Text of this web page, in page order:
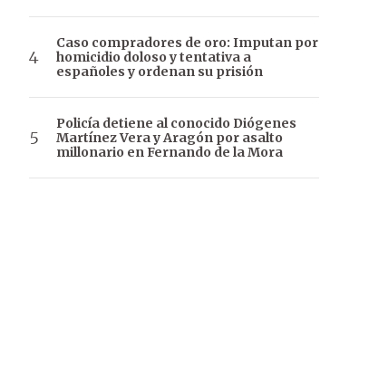
Caso compradores de oro: Imputan por
homicidio doloso y tentativa a
españoles y ordenan su prisión
Policía detiene al conocido Diógenes
Martínez Vera y Aragón por asalto
millonario en Fernando de la Mora